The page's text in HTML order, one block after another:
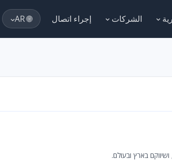
الشركات إجراء اتصال 🌐 AR
בארץ ובעולם.